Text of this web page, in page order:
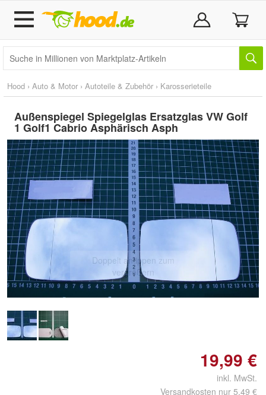
Hood › Auto & Motor › Autoteile & Zubehör › Karosserieteile
Außenspiegel Spiegelglas Ersatzglas VW Golf
1 Golf1 Cabrio Asphärisch Asph
Doppelt antippen zum
vergrößern
19,99 €
inkl. MwSt.
Versandkosten nur 5,49 €